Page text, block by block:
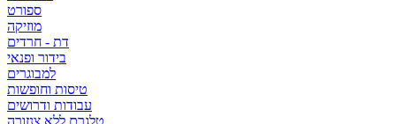
ספורט
מוזיקה
דת - חרדים
בידור ופנאי
למבוגרים
טיסות וחופשות
עבודות ודרושים
טלגרם ללא צנזורה